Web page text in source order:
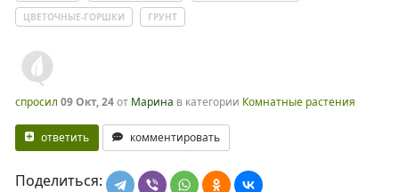
ЦВЕТОЧНЫЕ-ГОРШКИ
ГРУНТ
спросил 09 Окт, 24от Марина в категории Комнатные растения
ответить комментировать
Поделиться: